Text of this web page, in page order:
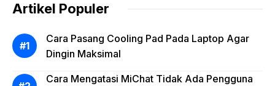
Artikel Populer
Cara Pasang Cooling Pad Pada Laptop Agar
Dingin Maksimal
Cara Mengatasi MiChat Tidak Ada Pengguna